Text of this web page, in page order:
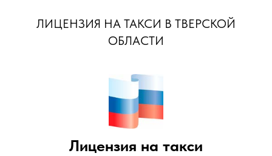
ЛИЦЕНЗИЯ НА ТАКСИ В ТВЕРСКОЙ
ОБЛАСТИ
Лицензия на такси